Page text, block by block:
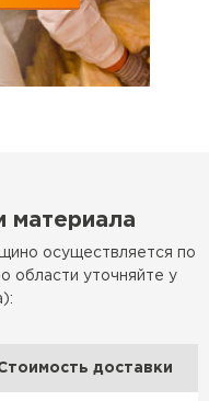
материала
осуществляется по
области уточняйте у
доставки